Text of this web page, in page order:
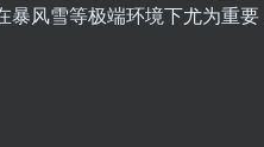
暴风雪等极端环境下尤为重